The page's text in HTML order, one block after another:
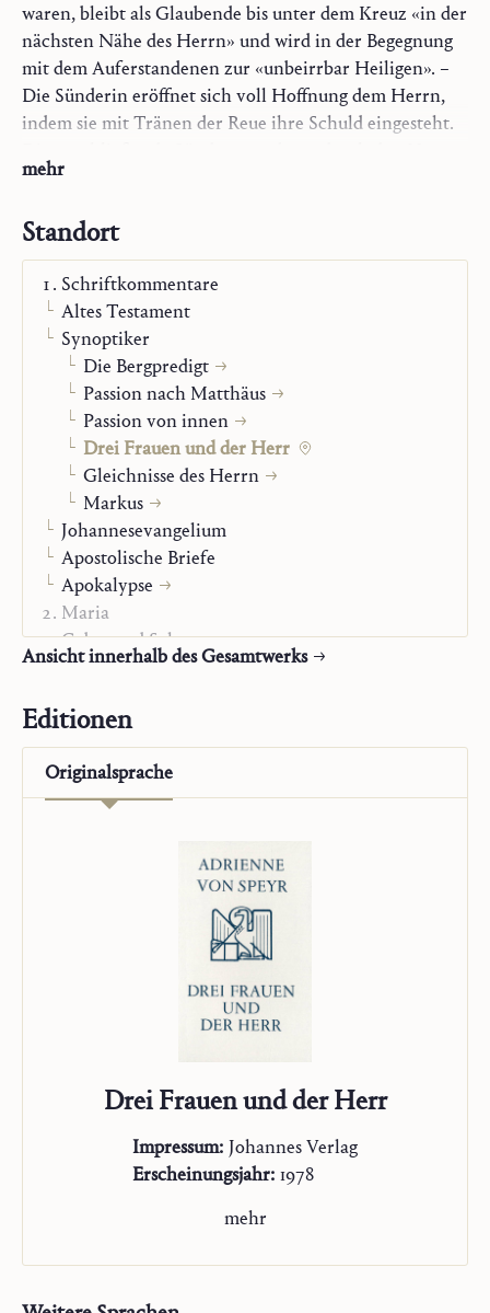
waren, bleibt als Glaubende bis unter dem Kreuz «in der
nächsten Nähe des Herrn» und wird in der Begegnung
mit dem Auferstandenen zur «unbeirrbar Heiligen». –
Die Sünderin eröffnet sich voll Hoffnung dem Herrn,
indem sie mit Tränen der Reue ihre Schuld eingesteht.
ist die «erfüllte Botschaft der Hoffnung». – Maria von
seinen Füßen seinem Wort lauscht: «In der echten
Betrachtung gibt es immer dieses reine Verharren in der
Liebe».
Die Betrachtung dieser drei Frauen aus dem Neuen
Testament macht einmal mehr deutlich, welche
Bedeutung der Frau im Gegenüber zu Christus
heilsgeschichtlich zukommt.
mehr
Standort
Schriftkommentare
Altes Testament
Synoptiker
Die Bergpredigt
Passion nach Matthäus
Passion von innen
Drei Frauen und der Herr
Gleichnisse des Herrn
Markus
Johannesevangelium
Apostolische Briefe
Apokalypse
Maria
Gebet und Sakrament
Kirchlicher Stand
Selbstbiographie
Nachlassbände
Ansicht innerhalb des Gesamtwerks
Editionen
Originalsprache
Drei Frauen und der Herr
Impressum: Johannes Verlag
Erscheinungsjahr: 1978
mehr